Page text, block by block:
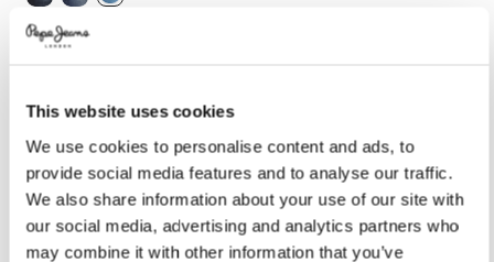
This website uses cookies
We use cookies to personalise content and ads, to
provide social media features and to analyse our traffic.
We also share information about your use of our site with
our social media, advertising and analytics partners who
may combine it with other information that you’ve
GRÖßE AUSWÄHLEN:
LÄNGE AUSWÄHLEN:
30 32 34